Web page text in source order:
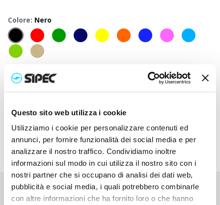
Questo sito web utilizza i cookie
Utilizziamo i cookie per personalizzare contenuti ed
annunci, per fornire funzionalità dei social media e per
analizzare il nostro traffico. Condividiamo inoltre
informazioni sul modo in cui utilizza il nostro sito con i
nostri partner che si occupano di analisi dei dati web,
pubblicità e social media, i quali potrebbero combinarle
con altre informazioni che ha fornito loro o che hanno
Colore: Nero
500+ 1000+ 2500
Prezzo
2,100€ 2,100€ 2,100€ 2,100€ 2,100€ 2,100
stampato
3,080€ 3,033€ 2,985
Non hai trovato quello che stai cercando?